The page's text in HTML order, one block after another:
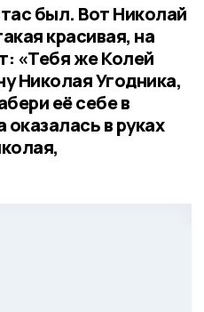
был. Вот Николай
красивая, на
«Тебя же Колей
Николая Угодника,
её себе в
в руках